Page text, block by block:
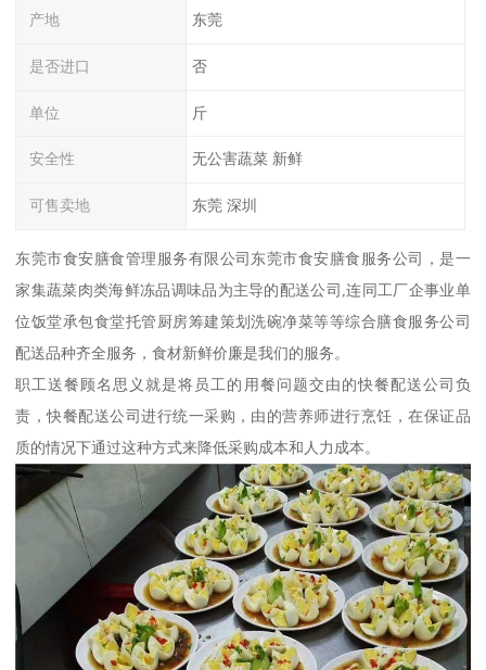
产地 东莞
是否进口 否
单位 斤
安全性 无公害蔬菜 新鲜
可售卖地 东莞 深圳
东莞市食安膳食管理服务有限公司东莞市食安膳食服务公司，是一
家集蔬菜肉类海鲜冻品调味品为主导的配送公司,连同工厂企事业单
位饭堂承包食堂托管厨房筹建策划洗碗净菜等等综合膳食服务公司
配送品种齐全服务，食材新鲜价廉是我们的服务。
职工送餐顾名思义就是将员工的用餐问题交由的快餐配送公司负
责，快餐配送公司进行统一采购，由的营养师进行烹饪，在保证品
质的情况下通过这种方式来降低采购成本和人力成本。